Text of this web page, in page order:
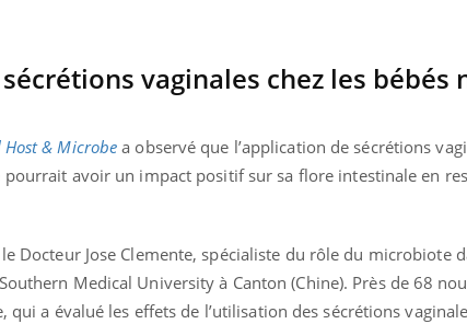
vaginales chez les bébés
Host & Microbea observé que l’application de sécrétions
pourrait avoir un impact positif sur sa flore intestinale en
le Docteur Jose Clemente, spécialiste du rôle du microbiote
Medical University à Canton (Chine). Près de 68
qui a évalué les effets de l’utilisation des sécrétions